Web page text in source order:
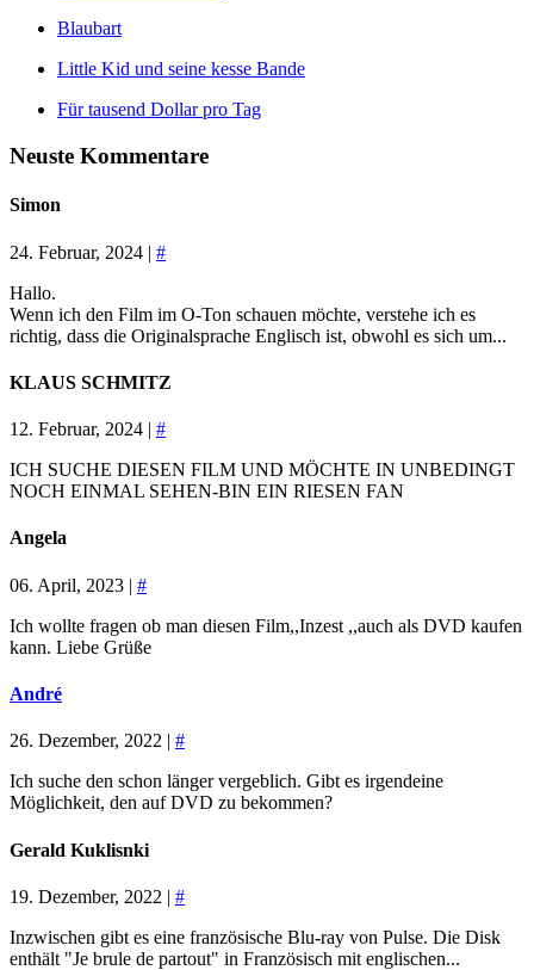
Blaubart
Little Kid und seine kesse Bande
Für tausend Dollar pro Tag
Neuste Kommentare
Simon
24. Februar, 2024 | #
Hallo.
Wenn ich den Film im O-Ton schauen möchte, verstehe ich es
richtig, dass die Originalsprache Englisch ist, obwohl es sich um...
KLAUS SCHMITZ
12. Februar, 2024 | #
ICH SUCHE DIESEN FILM UND MÖCHTE IN UNBEDINGT
NOCH EINMAL SEHEN-BIN EIN RIESEN FAN
Angela
06. April, 2023 | #
Ich wollte fragen ob man diesen Film,,Inzest ,,auch als DVD kaufen
kann. Liebe Grüße
André
26. Dezember, 2022 | #
Ich suche den schon länger vergeblich. Gibt es irgendeine
Möglichkeit, den auf DVD zu bekommen?
Gerald Kuklisnki
19. Dezember, 2022 | #
Inzwischen gibt es eine französische Blu-ray von Pulse. Die Disk
enthält "Je brule de partout" in Französisch mit englischen...